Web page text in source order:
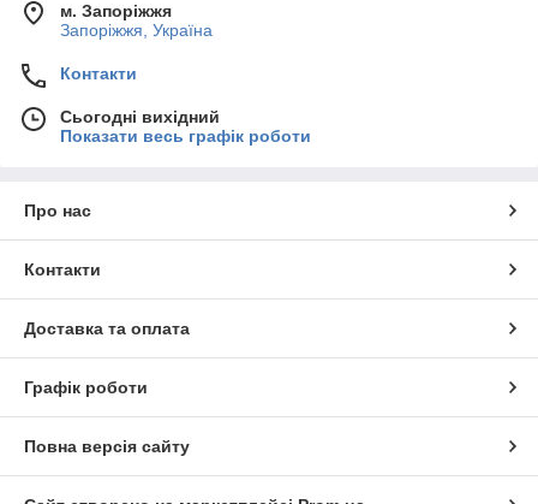
м. Запоріжжя
Запоріжжя, Україна
Контакти
Сьогодні вихідний
Показати весь графік роботи
Про нас
Контакти
Доставка та оплата
Графік роботи
Повна версія сайту